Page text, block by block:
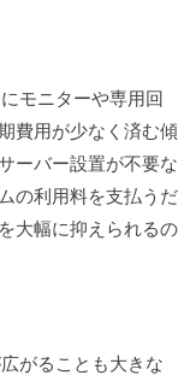
モニターや専用回
費用が少なく済む傾
ーバー設置が不要な
の利用料を支払うだ
大幅に抑えられるの
がることも大きな